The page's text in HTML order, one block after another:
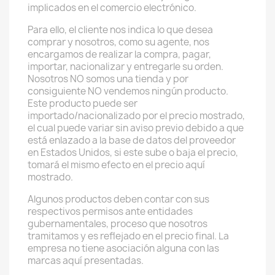
implicados en el comercio electrónico.
Para ello, el cliente nos indica lo que desea
comprar y nosotros, como su agente, nos
encargamos de realizar la compra, pagar,
importar, nacionalizar y entregarle su orden.
Nosotros NO somos una tienda y por
consiguiente NO vendemos ningún producto.
Este producto puede ser
importado/nacionalizado por el precio mostrado,
el cual puede variar sin aviso previo debido a que
está enlazado a la base de datos del proveedor
en Estados Unidos, si este sube o baja el precio,
tomará el mismo efecto en el precio aquí
mostrado.
Algunos productos deben contar con sus
respectivos permisos ante entidades
gubernamentales, proceso que nosotros
tramitamos y es reflejado en el precio final. La
empresa no tiene asociación alguna con las
marcas aquí presentadas.